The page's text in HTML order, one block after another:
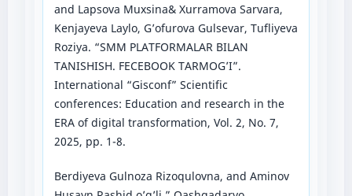
and Lapsova Muxsina& Xurramova Sarvara,
Kenjayeva Laylo, G’ofurova Gulsevar, Tufliyeva
Roziya. “SMM PLATFORMALAR BILAN
TANISHISH. FECEBOOK TARMOG’I”.
International “Gisconf” Scientific
conferences: Education and research in the
ERA of digital transformation, Vol. 2, No. 7,
2025, pp. 1-8.
Berdiyeva Gulnoza Rizoqulovna, and Aminov